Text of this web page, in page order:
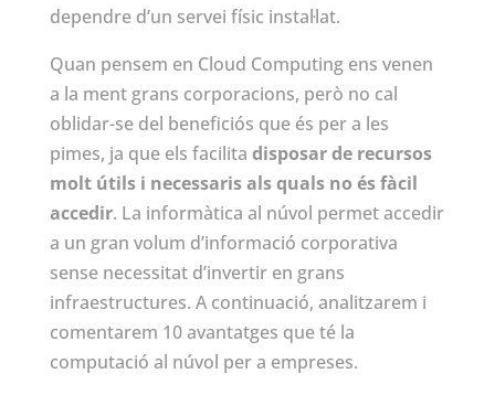
dependre d’un servei físic instal·lat.
Quan pensem en Cloud Computing ens venen
a la ment grans corporacions, però no cal
oblidar-se del beneficiós que és per a les
pimes, ja que els facilita disposar de recursos
molt útils i necessaris als quals no és fàcil
accedir. La informàtica al núvol permet accedir
a un gran volum d’informació corporativa
sense necessitat d’invertir en grans
infraestructures. A continuació, analitzarem i
comentarem 10 avantatges que té la
computació al núvol per a empreses.